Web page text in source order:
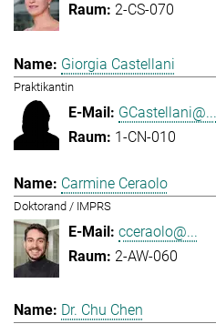
2-CS-070
Giorgia Castellani
Praktikantin
GCastellani@...
1-CN-010
Carmine Ceraolo
Doktorand / IMPRS
cceraolo@...
2-AW-060
Dr. Chu Chen